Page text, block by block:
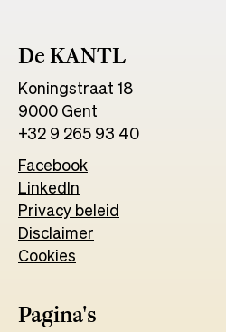
De KANTL
Koningstraat 18
9000 Gent
+32 9 265 93 40
Facebook
a
new
LinkedIn
in
a
Privacy beleid
Disclaimer
Cookies
Pagina's